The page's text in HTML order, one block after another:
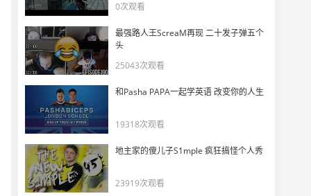
【NAVI vs G2】稳！w0nderful大狙三杀结束图一
【NAVI vs G2】立大功！2v5残局nexa四杀扭转局面
0次观看
最强路人王ScreaM再现 二十发子弹五个
头
25043次观看
和Pasha PAPA一起学英语 改变你的人生
19318次观看
地主家的傻儿子S1mple 疯狂搞怪个人秀
23919次观看